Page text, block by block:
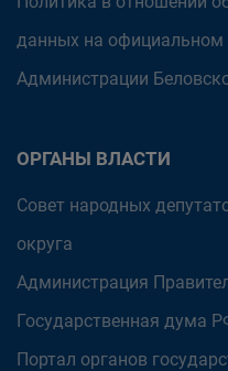
данных на официальном
Администрации
ОРГАНЫ ВЛАСТИ
Совет народных
округа
Администрация
Государственная дума
Портал органов